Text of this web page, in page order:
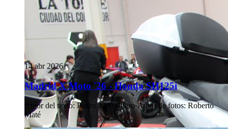
14 abr 2026
Madrid X Moto '26 - Honda SH125i
Autor del texto: Pedro A. Triguero·Autor de fotos: Roberto
Maté